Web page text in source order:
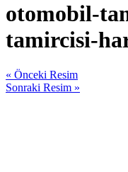
otomobil-
tamircisi-
« Önceki Resim
Sonraki Resim »